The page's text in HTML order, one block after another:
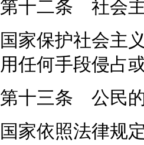
第十二条 社会
国家保护社会主
用任何手段侵占
第十三条 公民
国家依照法律规